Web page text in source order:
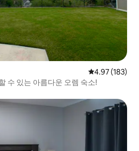
평점 4.97점(5
4.97 (183)
수 있는 아름다운 오렘 숙소!